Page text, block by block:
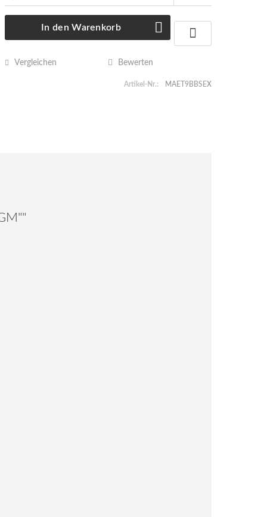
In den Warenkorb
Vergleichen Bewerten
Artikel-Nr.: MAET9BBSEX